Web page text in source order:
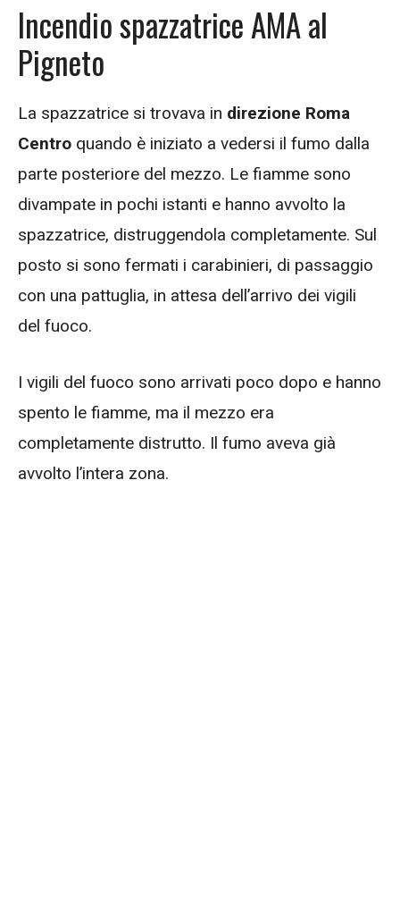
Incendio spazzatrice AMA al
Pigneto
La spazzatrice si trovava in direzione Roma
Centro quando è iniziato a vedersi il fumo dalla
parte posteriore del mezzo. Le fiamme sono
divampate in pochi istanti e hanno avvolto la
spazzatrice, distruggendola completamente. Sul
posto si sono fermati i carabinieri, di passaggio
con una pattuglia, in attesa dell’arrivo dei vigili
del fuoco.
I vigili del fuoco sono arrivati poco dopo e hanno
spento le fiamme, ma il mezzo era
completamente distrutto. Il fumo aveva già
avvolto l’intera zona.